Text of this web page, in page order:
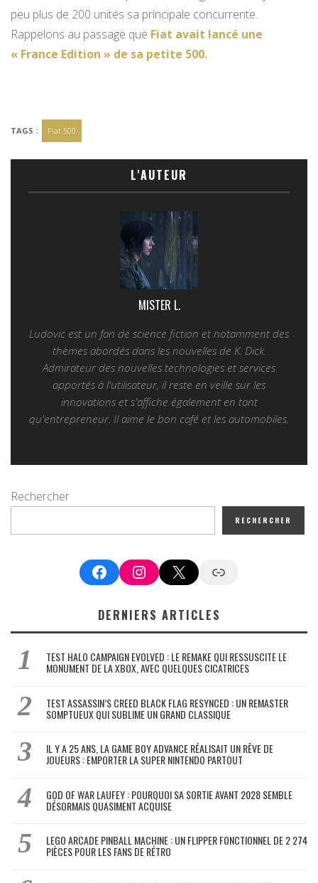
peu plus de 200 unités sa principale concurrente.
Rappelons au passage que Fiat avait lancé une
« France Edition » de sa petite 500.
TAGS : Fiat 500
L'AUTEUR
MISTER L.
Ludovic est un fan de science fiction et notamment des
thèmes abordés dans les nouvelles de K. Dick.
Admirateur des nouvelles technologies et services
apportés à l'utilisateur, il reste en veille sur les
innovations et s'affiche également en tant
qu'entrepreneur. Il aime le bon café et les automobiles.
Rechercher
RECHERCHER
FacebookInstagram
X Google News
DERNIERS ARTICLES
TEST HALO CAMPAIGN EVOLVED : LE REMAKE QUI RESSUSCITE LE
MONUMENT DE LA XBOX, AVEC QUELQUES CICATRICES
TEST ASSASSIN’S CREED BLACK FLAG RESYNCED : UN REMASTER
SOMPTUEUX QUI SUBLIME UN GRAND CLASSIQUE
IL Y A 25 ANS, LA GAME BOY ADVANCE RÉALISAIT UN RÊVE DE
JOUEURS : EMPORTER LA SUPER NINTENDO PARTOUT
GOD OF WAR LAUFEY : POURQUOI SA SORTIE AVANT 2028 SEMBLE
DÉSORMAIS QUASIMENT ACQUISE
LEGO ARCADE PINBALL MACHINE : UN FLIPPER FONCTIONNEL DE 2 274
PIÈCES POUR LES FANS DE RÉTRO